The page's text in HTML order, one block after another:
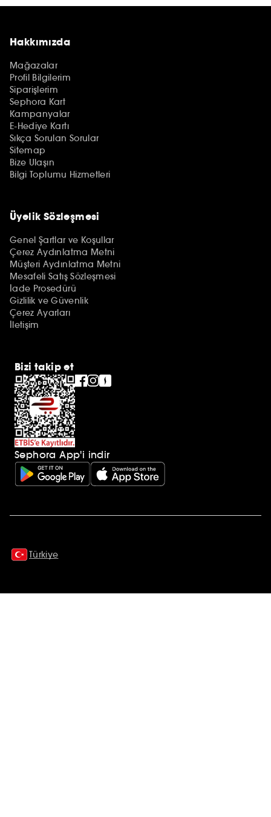
Hakkımızda
Mağazalar
Profil Bilgilerim
Siparişlerim
Sephora Kart
Kampanyalar
E-Hediye Kartı
Sıkça Sorulan Sorular
Sitemap
Bize Ulaşın
Bilgi Toplumu Hizmetleri
Üyelik Sözleşmesi
Genel Şartlar ve Koşullar
Çerez Aydınlatma Metni
Müşteri Aydınlatma Metni
Mesafeli Satış Sözleşmesi
İade Prosedürü
Gizlilik ve Güvenlik
Çerez Ayarları
İletişim
Bizi takip et
Sephora App'i indir
Türkiye